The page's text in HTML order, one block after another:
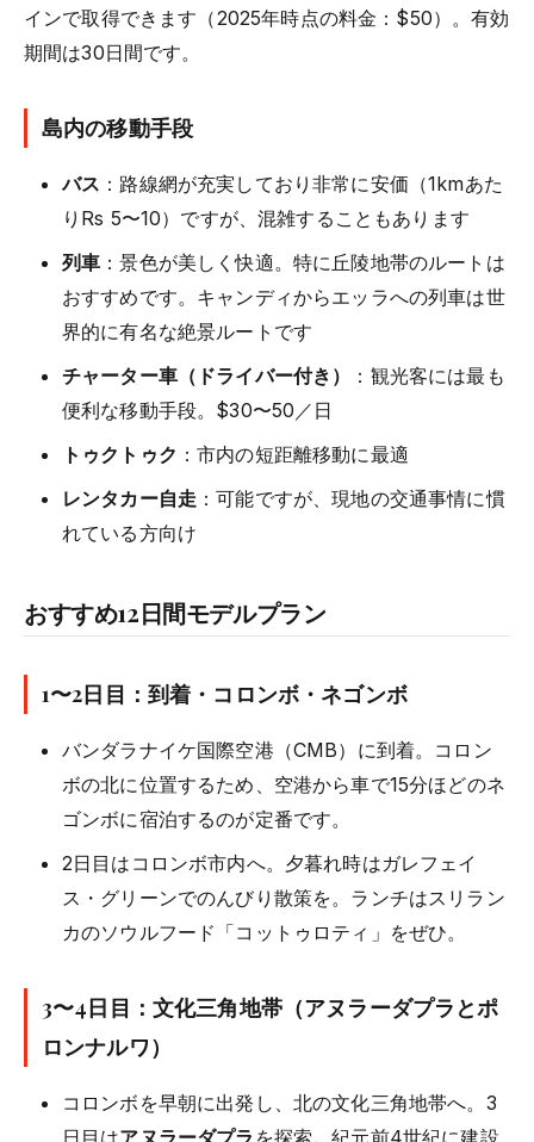
インで取得できます（2025年時点の料金：$50）。有効
期間は30日間です。
島内の移動手段
バス ：路線網が充実しており非常に安価（1kmあた
りRs 5〜10）ですが、混雑することもあります
列車 ：景色が美しく快適。特に丘陵地帯のルートは
おすすめです。キャンディからエッラへの列車は世
界的に有名な絶景ルートです
チャーター車（ドライバー付き）
：観光客には最も
便利な移動手段。$30〜50／日
トゥクトゥク ：市内の短距離移動に最適
レンタカー自走 ：可能ですが、現地の交通事情に慣
れている方向け
おすすめ12日間モデルプラン
1〜2日目：到着・コロンボ・ネゴンボ
バンダラナイケ国際空港（CMB）に到着。コロン
ボの北に位置するため、空港から車で15分ほどのネ
ゴンボに宿泊するのが定番です。
2日目はコロンボ市内へ。夕暮れ時はガレフェイ
ス・グリーンでのんびり散策を。ランチはスリラン
カのソウルフード「コットゥロティ」をぜひ。
3〜4日目：文化三角地帯（アヌラーダプラとポ
ロンナルワ）
コロンボを早朝に出発し、北の文化三角地帯へ。3